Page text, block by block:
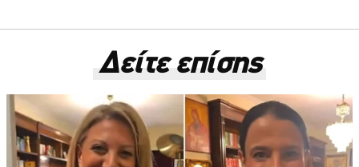
Δείτε επίσης